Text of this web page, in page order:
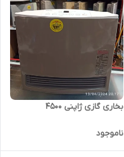
بخاری گازی ژاپنی 4500
ناموجود